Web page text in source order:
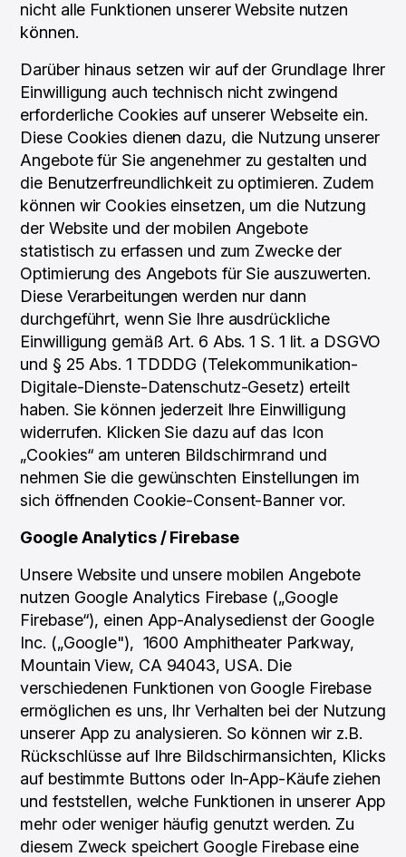
nicht alle Funktionen unserer Website nutzen
können.
Darüber hinaus setzen wir auf der Grundlage Ihrer
Einwilligung auch technisch nicht zwingend
erforderliche Cookies auf unserer Webseite ein.
Diese Cookies dienen dazu, die Nutzung unserer
Angebote für Sie angenehmer zu gestalten und
die Benutzerfreundlichkeit zu optimieren. Zudem
können wir Cookies einsetzen, um die Nutzung
der Website und der mobilen Angebote
statistisch zu erfassen und zum Zwecke der
Optimierung des Angebots für Sie auszuwerten.
Diese Verarbeitungen werden nur dann
durchgeführt, wenn Sie Ihre ausdrückliche
Einwilligung gemäß Art. 6 Abs. 1 S. 1 lit. a DSGVO
und § 25 Abs. 1 TDDDG (Telekommunikation-
Digitale-Dienste-Datenschutz-Gesetz) erteilt
haben. Sie können jederzeit Ihre Einwilligung
widerrufen. Klicken Sie dazu auf das Icon
„Cookies“ am unteren Bildschirmrand und
nehmen Sie die gewünschten Einstellungen im
sich öffnenden Cookie-Consent-Banner vor.
Google Analytics / Firebase
Unsere Website und unsere mobilen Angebote
nutzen Google Analytics Firebase („Google
Firebase“), einen App-Analysedienst der Google
Inc. („Google"), 1600 Amphitheater Parkway,
Mountain View, CA 94043, USA. Die
verschiedenen Funktionen von Google Firebase
ermöglichen es uns, Ihr Verhalten bei der Nutzung
unserer App zu analysieren. So können wir z.B.
Rückschlüsse auf Ihre Bildschirmansichten, Klicks
auf bestimmte Buttons oder In-App-Käufe ziehen
und feststellen, welche Funktionen in unserer App
mehr oder weniger häufig genutzt werden. Zu
diesem Zweck speichert Google Firebase eine